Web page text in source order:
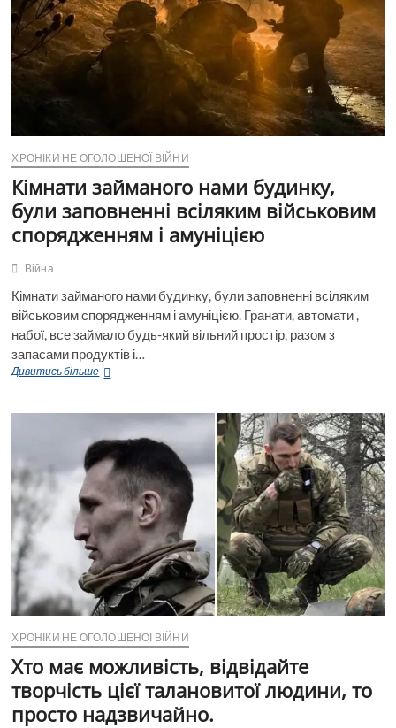
ХРОНІКИ НЕ ОГОЛОШЕНОЇ ВІЙНИ
Кімнати займаного нами будинку,
були заповненні всіляким військовим
спорядженням і амуніцією
Війна
Кімнати займаного нами будинку, були заповненні всіляким
військовим спорядженням і амуніцією. Гранати, автомати ,
набої, все займало будь-який вільний простір, разом з
запасами продуктів і…
Дивитись більшеКімнати
всіляким
військовим
спорядженням
амуніцією
ХРОНІКИ НЕ ОГОЛОШЕНОЇ ВІЙНИ
Хто має можливість, відвідайте
творчість цієї талановитої людини, то
просто надзвичайно.